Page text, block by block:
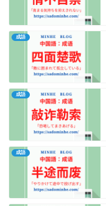
成語
成語
成語